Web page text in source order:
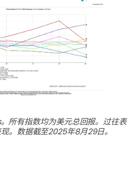
所有指数均为美元总回报。过往表
。数据截至2025年8月29日。